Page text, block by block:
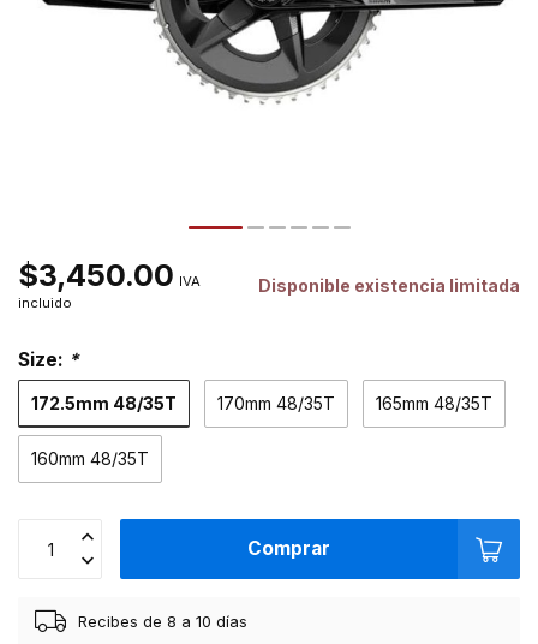
$3,450.00 IVA
incluido
Disponible existencia limitada
Size: *
172.5mm 48/35T 170mm 48/35T 165mm 48/35T
160mm 48/35T
Comprar
Recibes de 8 a 10 días